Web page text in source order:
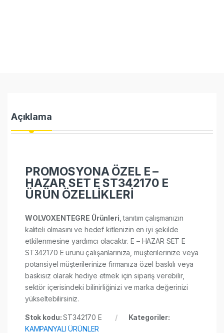
Açıklama
PROMOSYONA ÖZEL E –
HAZAR SET E ST342170 E
ÜRÜN ÖZELLİKLERİ
WOLVOXENTEGRE Ürünleri , tanıtım çalışmanızın
kaliteli olmasını ve hedef kitlenizin en iyi şekilde
etkilenmesine yardımcı olacaktır. E – HAZAR SET E
ST342170 E ürünü çalışanlarınıza, müşterilerinize veya
potansiyel müşterilerinize firmanıza özel baskılı veya
baskısız olarak hediye etmek için sipariş verebilir,
sektör içerisindeki bilinirliğinizi ve marka değerinizi
yükseltebilirsiniz.
Stok kodu:ST342170 E
Kategoriler:
KAMPANYALI ÜRÜNLER